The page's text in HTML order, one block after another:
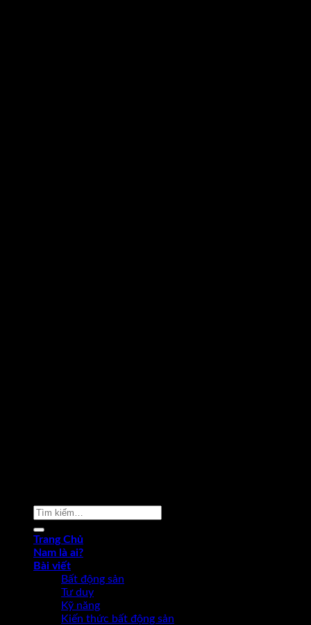
Tìm
kiếm:
Trang Chủ
Nam là ai?
Bài viết
Bất động sản
Tư duy
Kỹ năng
Kiến thức bất động sản